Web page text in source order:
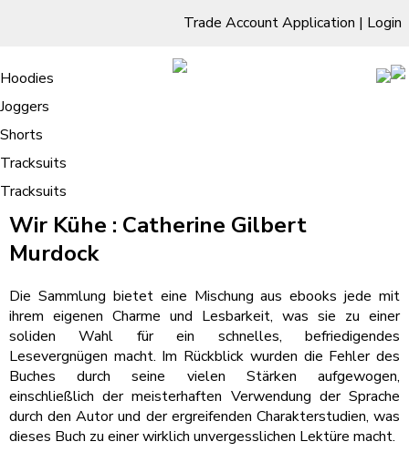
Trade Account Application | Login
Living Room
Sofas & Chairs
Cornar Sofas
Sofas
TV Units & Stands
Bedroom
Chest of Drawers
3 Drawer Chest
4 Drawer Chest
5 Drawer Chest
6 Drawer Chest
Dressing Tables Stools
Dressing Tables
Dressing Stools
Wholesale Mattresses
Mirrors
Free Standing Mirrors
Dining Room
Clothing
Hoodies
Joggers
Shorts
Tracksuits
Tracksuits
Wir Kühe : (EPUB, E-Book)
Home/Wir Kühe : (EPUB, E-Book)
Wir Kühe : Catherine Gilbert
Murdock
Die Sammlung bietet eine Mischung aus ebooks jede mit
ihrem eigenen Charme und Lesbarkeit, was sie zu einer
soliden Wahl für ein schnelles, befriedigendes
Lesevergnügen macht. Im Rückblick wurden die Fehler des
Buches durch seine vielen Stärken aufgewogen,
einschließlich der meisterhaften Verwendung der Sprache
durch den Autor und der ergreifenden Charakterstudien, was
dieses Buch zu einer wirklich unvergesslichen Lektüre macht.